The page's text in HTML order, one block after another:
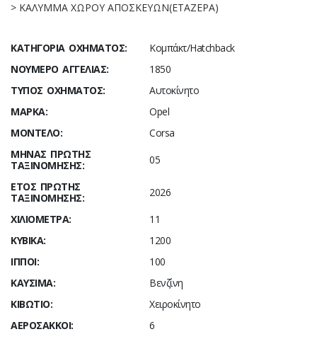
> ΚΑΛΥΜΜΑ ΧΩΡΟΥ ΑΠΟΣΚΕΥΩΝ(ΕΤΑΖΕΡΑ)
ΚΑΤΗΓΟΡΊΑ ΟΧΉΜΑΤΟΣ:
Κομπάκτ/Hatchback
ΝΟΎΜΕΡΟ ΑΓΓΕΛΊΑΣ:
1850
ΤΎΠΟΣ ΟΧΉΜΑΤΟΣ:
Αυτοκίνητο
ΜΆΡΚΑ:
Opel
ΜΟΝΤΈΛΟ:
Corsa
ΜΉΝΑΣ ΠΡΏΤΗΣ
ΤΑΞΙΝΌΜΗΣΗΣ:
05
ΈΤΟΣ ΠΡΏΤΗΣ
ΤΑΞΙΝΌΜΗΣΗΣ:
2026
ΧΙΛΙΌΜΕΤΡΑ:
11
ΚΥΒΙΚΆ:
1200
ΊΠΠΟΙ:
100
ΚΑΎΣΙΜΑ:
Βενζίνη
ΚΙΒΏΤΙΟ:
Χειροκίνητο
ΑΕΡΌΣΑΚΚΟΙ:
6